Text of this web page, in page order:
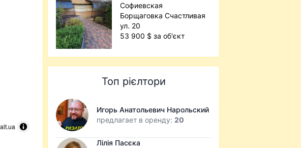
Софиевская
Борщаговка Счастливая
ул. 20
53 900 $ за об'єкт
Топ рієлтори
Игорь Анатольевич Нарольский
предлагает в оренду:20
Лілія Пасєка